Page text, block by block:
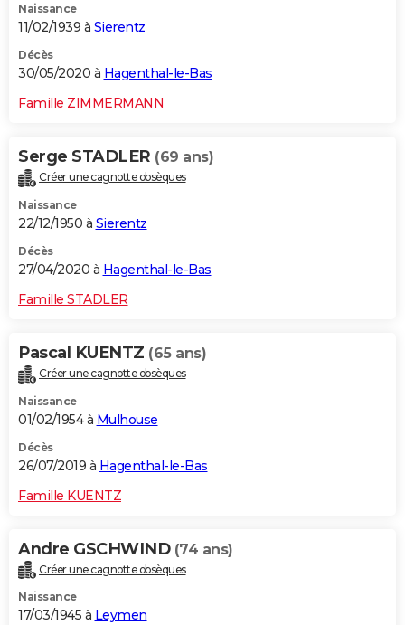
Naissance
11/02/1939 à Sierentz
Décès
30/05/2020 à Hagenthal-le-Bas
Famille ZIMMERMANN
Serge STADLER (69 ans)
Créer une cagnotte obsèques
Naissance
22/12/1950 à Sierentz
Décès
27/04/2020 à Hagenthal-le-Bas
Famille STADLER
Pascal KUENTZ (65 ans)
Créer une cagnotte obsèques
Naissance
01/02/1954 à Mulhouse
Décès
26/07/2019 à Hagenthal-le-Bas
Famille KUENTZ
Andre GSCHWIND (74 ans)
Créer une cagnotte obsèques
Naissance
17/03/1945 à Leymen